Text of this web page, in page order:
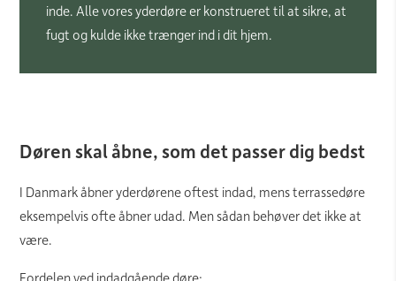
inde. Alle vores yderdøre er konstrueret til at sikre, at
fugt og kulde ikke trænger ind i dit hjem.
Døren skal åbne, som det passer dig bedst
I Danmark åbner yderdørene oftest indad, mens terrassedøre
eksempelvis ofte åbner udad. Men sådan behøver det ikke at
være.
Fordelen ved indadgående døre: